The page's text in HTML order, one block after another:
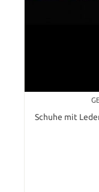
Schuhe mit